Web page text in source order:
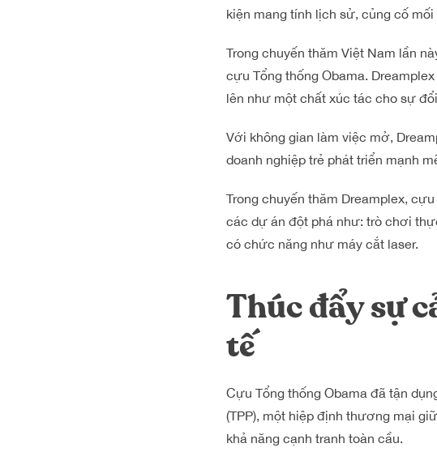
kiện mang tính lịch sử, củng cố
Trong chuyến thăm Việt Nam lần
cựu Tổng thống Obama. Dreamplex
lên như một chất xúc tác cho sự
Với không gian làm việc mở,
doanh nghiệp trẻ phát triển mạnh
Trong chuyến thăm Dreamplex,
các dự án đột phá như: trò chơi
có chức năng như máy cắt laser.
Thúc đẩy sự
tế
Cựu Tổng thống Obama đã tận
(TPP), một hiệp định thương mại
khả năng cạnh tranh toàn cầu.